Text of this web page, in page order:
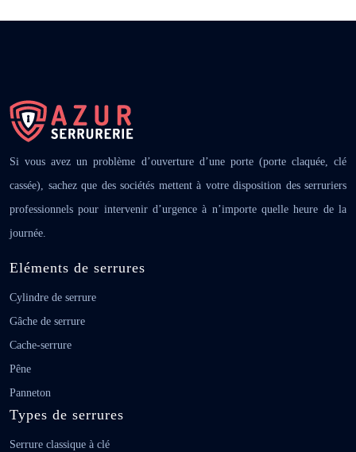
Si vous avez un problème d’ouverture d’une porte (porte claquée,
clé cassée), sachez que des sociétés mettent à votre disposition
des serruriers professionnels pour intervenir d’urgence à n’importe
quelle heure de la journée.
Eléments de serrures
Cylindre de serrure
Gâche de serrure
Cache-serrure
Pêne
Panneton
Types de serrures
Serrure classique à clé